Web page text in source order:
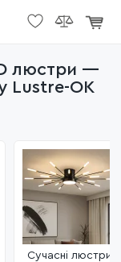
люстри —
Lustre-OK
Сучасні люстри